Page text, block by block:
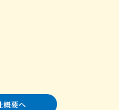
概要へ